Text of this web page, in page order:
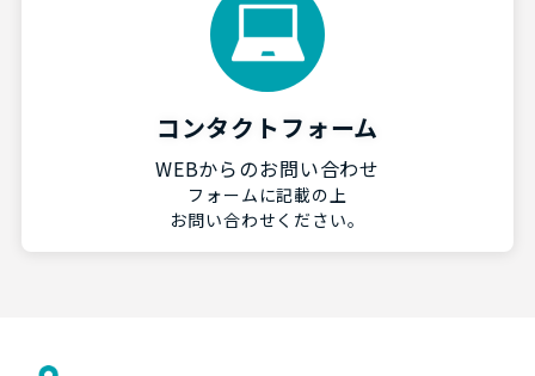
コンタクトフォーム
WEBからのお問い合わせ
フォームに記載の上
お問い合わせください。